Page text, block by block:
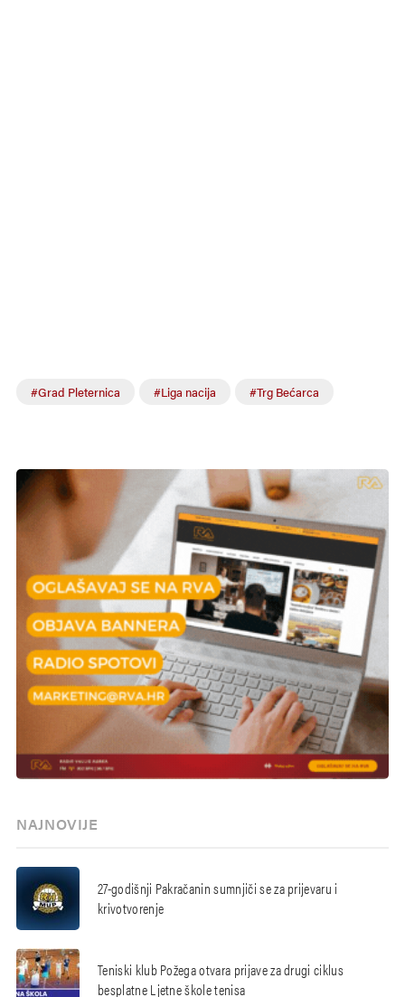
#Grad Pleternica #Liga nacija #Trg Bećarca
NAJNOVIJE
27-godišnji Pakračanin sumnjiči se za prijevaru i
krivotvorenje
Teniski klub Požega otvara prijave za drugi ciklus
besplatne Ljetne škole tenisa